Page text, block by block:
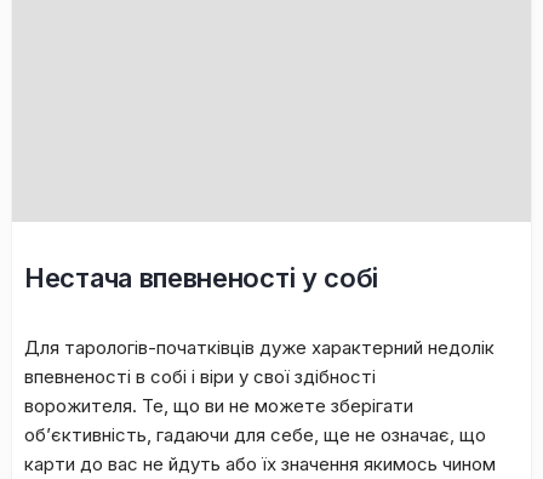
Нестача впевненості у собі
Для тарологів-початківців дуже характерний недолік
впевненості в собі і віри у свої здібності
ворожителя. Те, що ви не можете зберігати
об’єктивність, гадаючи для себе, ще не означає, що
карти до вас не йдуть або їх значення якимось чином